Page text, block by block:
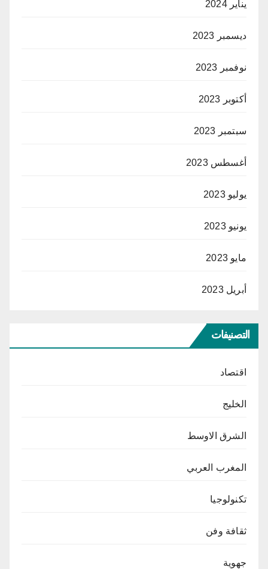
يناير 2024
ديسمبر 2023
نوفمبر 2023
أكتوبر 2023
سبتمبر 2023
أغسطس 2023
يوليو 2023
يونيو 2023
مايو 2023
أبريل 2023
التصنيفات
اقتصاد
الخليج
الشرق الاوسط
المغرب العربي
تكنولوجيا
ثقافة وفن
جهوية